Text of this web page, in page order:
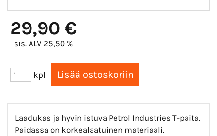
29,90 €
sis. ALV 25,50 %
kpl
Laadukas ja hyvin istuva Petrol Industries T-paita.
Paidassa on korkealaatuinen materiaali.